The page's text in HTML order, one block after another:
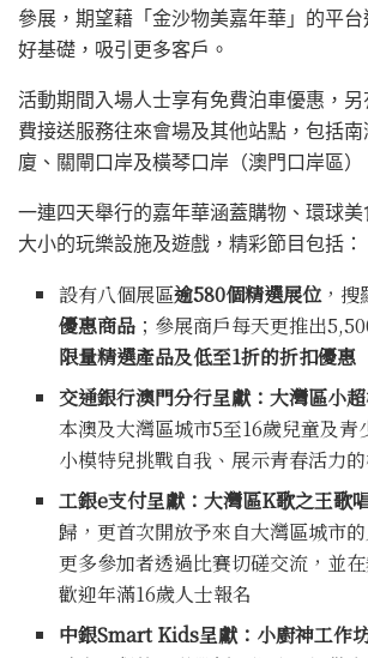
參展，期望藉「金沙物美嘉年華」的平
好基礎，吸引更多客戶。
活動期間入場人士享有免費泊車優惠，
費接送服務往來會場及其他站點，包括
廈、關閘口岸及橫琴口岸（澳門口岸區）
一連四天舉行的嘉年華涵蓋購物、環球
大小的玩樂設施及遊戲，精彩節目包括：
設有八個展區逾580個精選展位，搜
優惠商品 ；參展商戶每天更推出
限量精選產品及低至1折的折扣優惠
交通銀行澳門分行呈獻：大灣區小
本澳及大灣區城市5至16歲兒童及青
小模特兒挑戰自我、展示青春活力
工銀e支付呈獻：大灣區K歌之王歌
歸，更首次開放予來自大灣區城市
更多參加者透過比賽切磋交流，並在
歡迎年滿16歲人士報名
中銀Smart Kids呈獻：小廚神工作